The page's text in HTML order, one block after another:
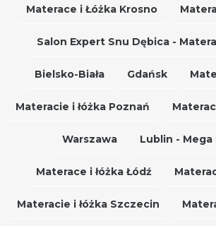
Materace i Łóżka Krosno
Salon Expert Snu Dębica -
Bielsko-Biała Gdańsk
Materacie i łóżka Poznań
Warszawa Lublin - Mega
Materace i łóżka Łódź
Materacie i łóżka Szczecin